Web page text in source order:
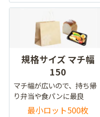
規格サイズ マチ幅
150
マチ幅が広いので、持ち帰
り弁当や食パンに最良
最小ロット500枚